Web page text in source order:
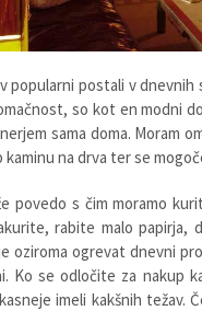
popularni postali v
so kot en modni
sama doma. Moram
kaminu na drva ter se
povedo s čim moramo
rabite malo
oziroma ogrevat dnevni
Ko se odločite za nakup
imeli kakšnih težav.